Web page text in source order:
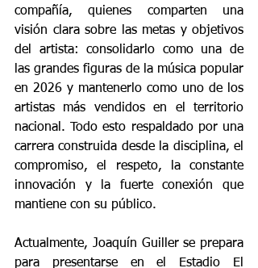
compañía, quienes comparten una
visión clara sobre las metas y objetivos
del artista: consolidarlo como una de
las grandes figuras de la música popular
en 2026 y mantenerlo como uno de los
artistas más vendidos en el territorio
nacional. Todo esto respaldado por una
carrera construida desde la disciplina, el
compromiso, el respeto, la constante
innovación y la fuerte conexión que
mantiene con su público.
Actualmente, Joaquín Guiller se prepara
para presentarse en el Estadio El